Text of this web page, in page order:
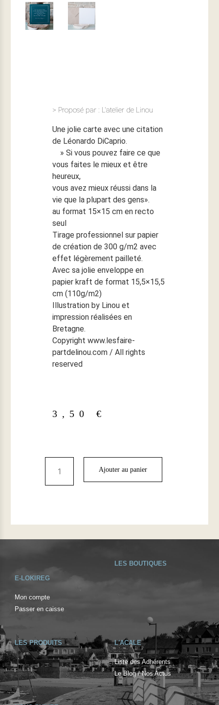
> Proposé par : L'atelier de Linou
Une jolie carte avec une citation
de Léonardo DiCaprio.
» Si vous pouvez faire ce que
vous faites le mieux et être
heureux,
vous avez mieux réussi dans la
vie que la plupart des gens».
au format 15×15 cm en recto
seul
Tirage professionnel sur papier
de création de 300 g/m2 avec
effet légèrement pailleté.
Avec sa jolie enveloppe en
papier kraft de format 15,5×15,5
cm (110g/m2)
Illustration by Linou et
impression réalisées en
Bretagne.
Copyright www.lesfaire-
partdelinou.com / All rights
reserved
3,50€
Ajouter au panier
LES BOUTIQUES
LES PRODUITS L'ACALE
Liste des Adhérents
Le Blog / Nos Actus
E-LOKIREG
Mon compte
Passer en caisse